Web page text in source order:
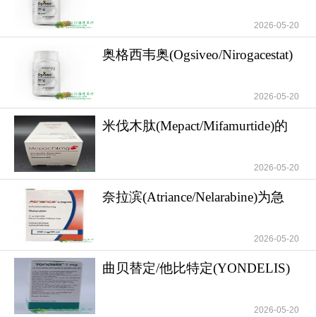
2026-05-20
奥格西韦奥(Ogsiveo/Nirogacestat)
2026-05-20
米伐木肽(Mepact/Mifamurtide)的
2026-05-20
奈拉滨(Atriance/Nelarabine)为急
2026-05-20
曲贝替定/他比特定(YONDELIS)
2026-05-20